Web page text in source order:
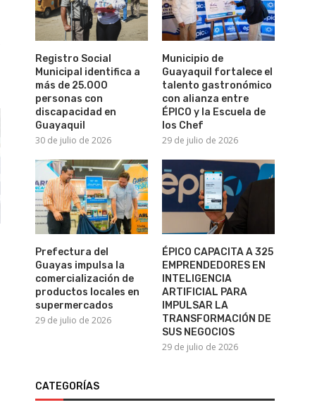
Putin avanza contra la oposición
rusa: buscan sacar...
7 de agosto de 2026
empresas y ocho...
Registro Social
Municipal identifica a
más de 25.000
personas con
discapacidad en
Guayaquil
30 de julio de 2026
Municipio de
Guayaquil fortalece el
talento gastronómico
con alianza entre
ÉPICO y la Escuela de
los Chef
29 de julio de 2026
Prefectura del
Guayas impulsa la
comercialización de
productos locales en
supermercados
29 de julio de 2026
ÉPICO CAPACITA A 325
EMPRENDEDORES EN
INTELIGENCIA
ARTIFICIAL PARA
IMPULSAR LA
TRANSFORMACIÓN DE
SUS NEGOCIOS
29 de julio de 2026
CATEGORÍAS